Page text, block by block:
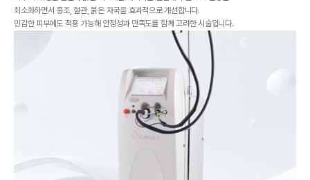
최소화하면서 홍조, 혈관, 붉은 자국을 효과적으로 개선합니다.
민감한 피부에도 적용 가능해 안정성과 만족도를 함께 고려한 시술입니다.